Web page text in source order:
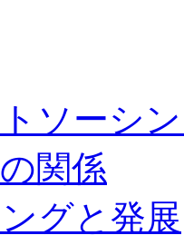
ソーシ
関係
グと発展